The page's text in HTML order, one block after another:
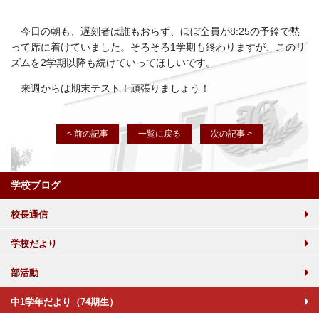
今日の朝も、遅刻者は誰もおらず、ほぼ全員が8:25の予鈴で黙
って席に着けていました。そろそろ1学期も終わりますが、このリ
ズムを2学期以降も続けていってほしいです。
来週からは期末テスト！頑張りましょう！
< 前の記事 一覧に戻る 次の記事 >
学校ブログ
校長通信
学校だより
部活動
中1学年だより（74期生）